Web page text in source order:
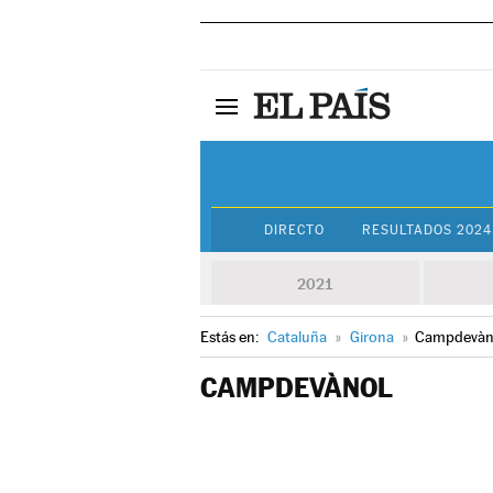
DIRECTO RESULTADOS 2024
2021
Estás en: Cataluña » Girona »
CAMPDEVÀNOL